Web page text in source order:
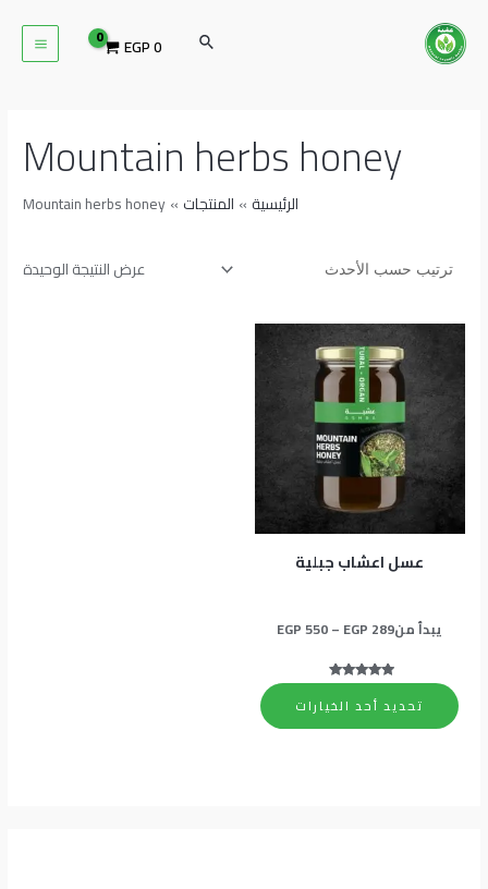
المحتوى
البحث EGP0
Mountain herbs honey
الرئيسية المنتجات Mountain herbs honey
عرض النتيجة الوحيدة
عسل اعشاب جبلية
يبدأ من EGP 289
–
EGP550
نطاق
السعر:
من 5
تحديد أحد الخيارات
العديد
المنتج.
يمكن